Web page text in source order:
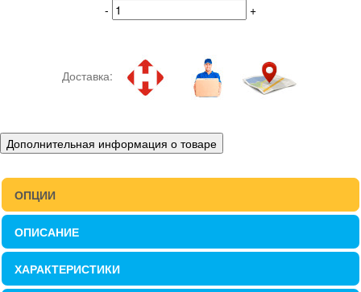
-
+
Доставка:
Дополнительная информация о товаре
ОПЦИИ
ОПИСАНИЕ
ХАРАКТЕРИСТИКИ